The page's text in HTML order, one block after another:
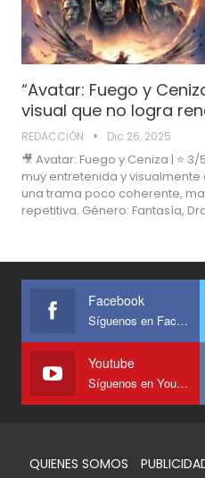
“Avatar: Fuego y
visual que no logra
REDACCIÓN Dic 26, 2025
🎥 Avatar: Fuego y Ceniza | ⭐
muy entretenida y
una trama poco coherente,
repetitiva. Género: Fantasía,
Facebook
Síguenos en Facebook
Youtube
Síguenos en Youtube
QUIENES SOMOS